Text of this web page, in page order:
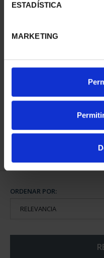
ESTADÍSTICA
MARKETING
IBEROAMERICANA -
MONEDA ESPA...
ORDENAR POR: